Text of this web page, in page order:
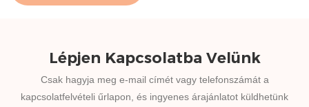
Lépjen Kapcsolatba Velünk
Csak hagyja meg e-mail címét vagy telefonszámát a
kapcsolatfelvételi űrlapon, és ingyenes árajánlatot küldhetünk